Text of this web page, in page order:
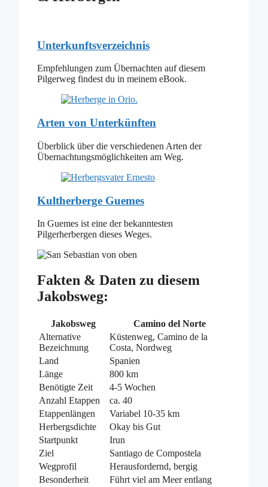
Unterkunftsverzeichnis
Empfehlungen zum Übernachten auf diesem
Pilgerweg findest du in meinem eBook.
Arten von Unterkünften
Überblick über die verschiedenen Arten der
Übernachtungsmöglichkeiten am Weg.
Kultherberge Guemes
In Guemes ist eine der bekanntesten
Pilgerherbergen dieses Weges.
Fakten & Daten zu diesem
Jakobsweg:
Jakobsweg
Camino del Norte
Alternative
Bezeichnung
Küstenweg, Camino de la
Costa, Nordweg
Land
Spanien
Länge
800 km
Benötigte Zeit
4-5 Wochen
Anzahl Etappen
ca. 40
Etappenlängen
Variabel 10-35 km
Herbergsdichte
Okay bis Gut
Startpunkt
Irun
Ziel
Santiago de Compostela
Wegprofil
Herausfordernd, bergig
Besonderheit
Führt viel am Meer entlang